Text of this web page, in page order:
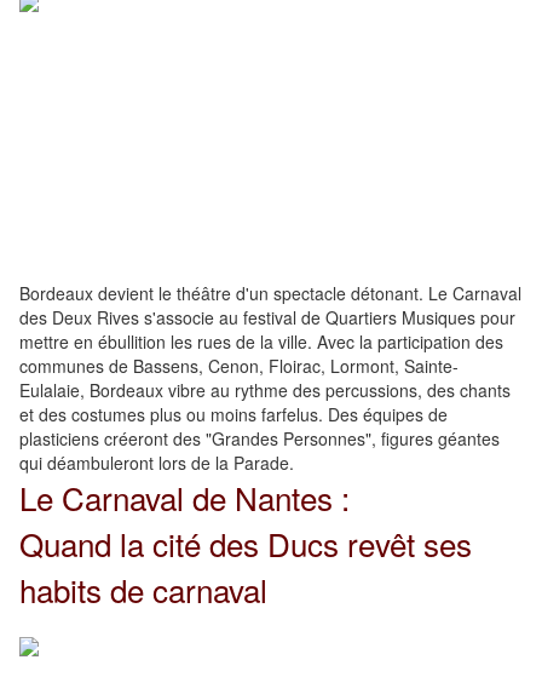
Bordeaux devient le théâtre d'un spectacle détonant. Le Carnaval
des Deux Rives s'associe au festival de Quartiers Musiques pour
mettre en ébullition les rues de la ville. Avec la participation des
communes de Bassens, Cenon, Floirac, Lormont, Sainte-
Eulalaie, Bordeaux vibre au rythme des percussions, des chants
et des costumes plus ou moins farfelus. Des équipes de
plasticiens créeront des "Grandes Personnes", figures géantes
qui déambuleront lors de la Parade.
Le Carnaval de Nantes :
Quand la cité des Ducs revêt ses
habits de carnaval